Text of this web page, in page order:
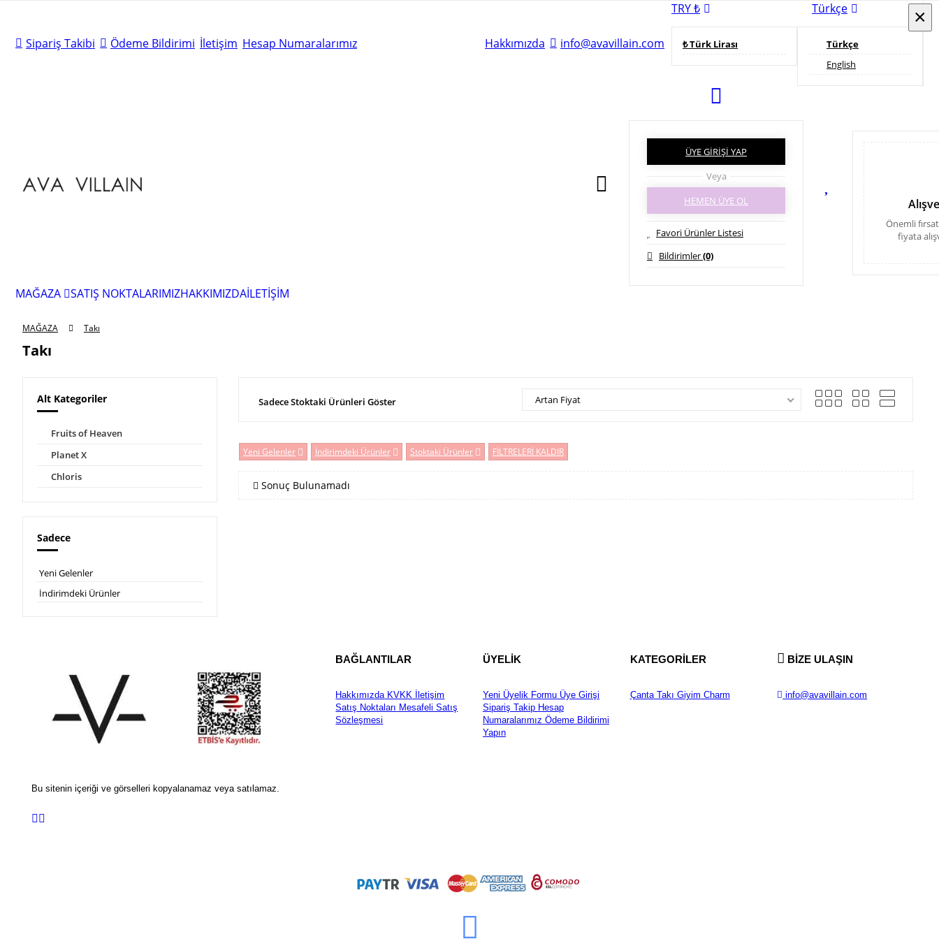
Sipariş Takibi Ödeme Bildirimi İletişim Hesap Numaralarımız Hakkımızda info@avavillain.com
TRY ₺
₺ Türk Lirası
Türkçe
Türkçe
English
ÜYE GİRİŞİ YAP
Veya
HEMEN ÜYE OL
Favori Ürünler Listesi
Bildirimler(0)
Önemli
fiyata
MAĞAZA SATIŞ NOKTALARIMIZHAKKIMIZDAİLETİŞİM
MAĞAZA Takı
Takı
Alt Kategoriler
Fruits of Heaven
Planet X
Chloris
Sadece
Yeni Gelenler
İndirimdeki Ürünler
Sadece Stoktaki Ürünleri Göster Artan Fiyat
Yeni Gelenler İndirimdeki Ürünler Stoktaki Ürünler FİLTRELERİ KALDIR
Sonuç Bulunamadı
Bu sitenin içeriği ve görselleri kopyalanamaz veya satılamaz.
BAĞLANTILAR
HakkımızdaKVKK İletişim
Satış Noktaları Mesafeli Satış
Sözleşmesi
ÜYELİK
Yeni Üyelik FormuÜye Girişi
Sipariş TakipHesap
Numaralarımız Ödeme Bildirimi
Yapın
KATEGORİLER
ÇantaTakı Giyim Charm
BİZE ULAŞIN
info@avavillain.com
×
×